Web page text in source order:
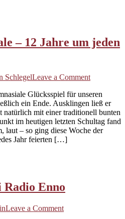
– 12 Jahre um jeden
SchlegelLeave a Commenton
Scholl
Royale
–
12
Jahre
Glücksspiel für unseren
ein Ende. Ausklingen ließ er
natürlich mit einer traditionell bunten
im heutigen letzten Schultag fand
– so ging diese Woche der
Jahr feierten […]
Enno
Leave a Commenton